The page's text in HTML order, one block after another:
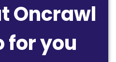
Oncrawl
for you